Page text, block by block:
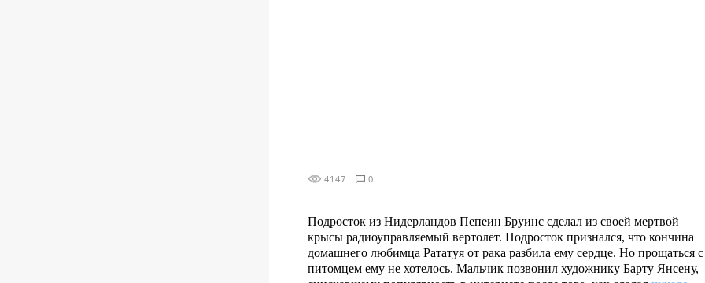
4147 0
Подросток из Нидерландов Пепеин Бруинс сделал из своей мертвой
крысы радиоуправляемый вертолет. Подросток признался, что кончина
домашнего любимца Рататуя от рака разбила ему сердце. Но прощаться с
питомцем ему не хотелось. Мальчик позвонил художнику Барту Янсену,